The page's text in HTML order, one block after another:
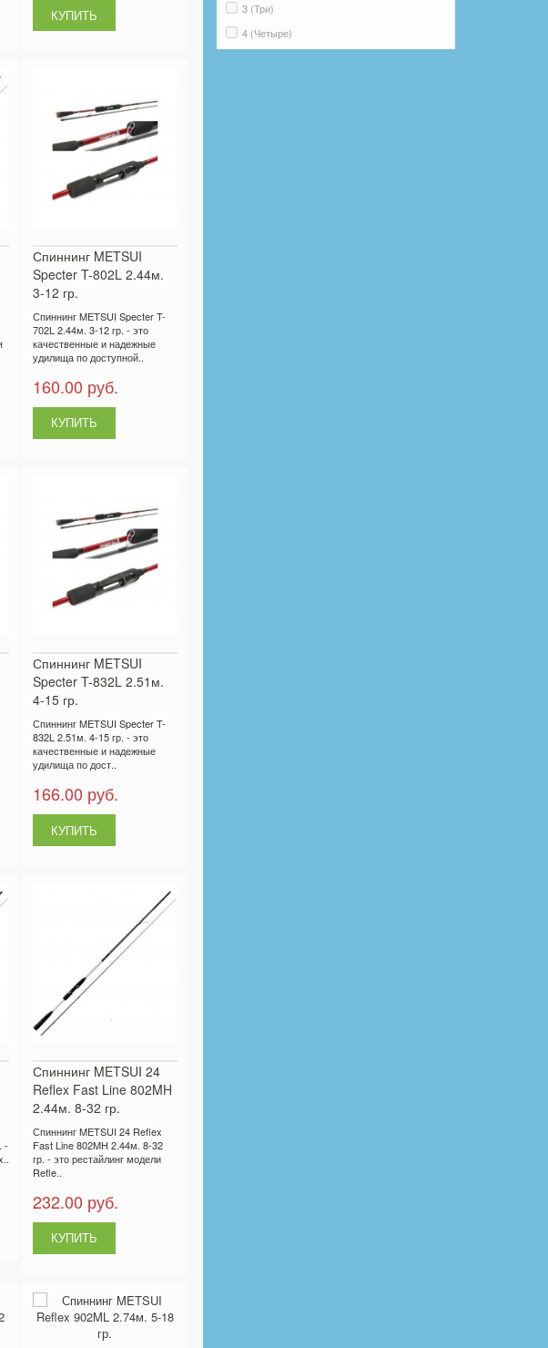
Спиннинг METSUI
Specter T-802L 2.44м.
3-12 гр.
Спиннинг METSUI Specter T-
702L 2.44м. 3-12 гр. - это
качественные и надежные
удилища по доступной..
160.00 руб.
Спиннинг METSUI
Specter T-832L 2.51м.
4-15 гр.
Спиннинг METSUI Specter T-
832L 2.51м. 4-15 гр. - это
качественные и надежные
удилища по дост..
166.00 руб.
-
Спиннинг METSUI 24
Reflex Fast Line 802MH
2.44м. 8-32 гр.
Спиннинг METSUI 24 Reflex
Fast Line 802MH 2.44м. 8-32
гр. - это рестайлинг модели
Refle..
232.00 руб.
3 (Три)
4 (Четыре)